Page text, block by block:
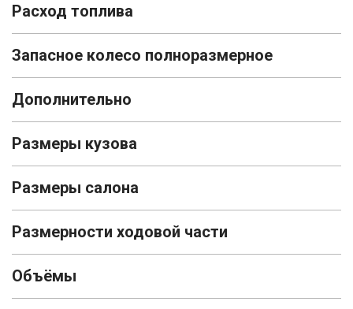
Расход топлива
Запасное колесо полноразмерное
Дополнительно
Размеры кузова
Размеры салона
Размерности ходовой части
Объёмы